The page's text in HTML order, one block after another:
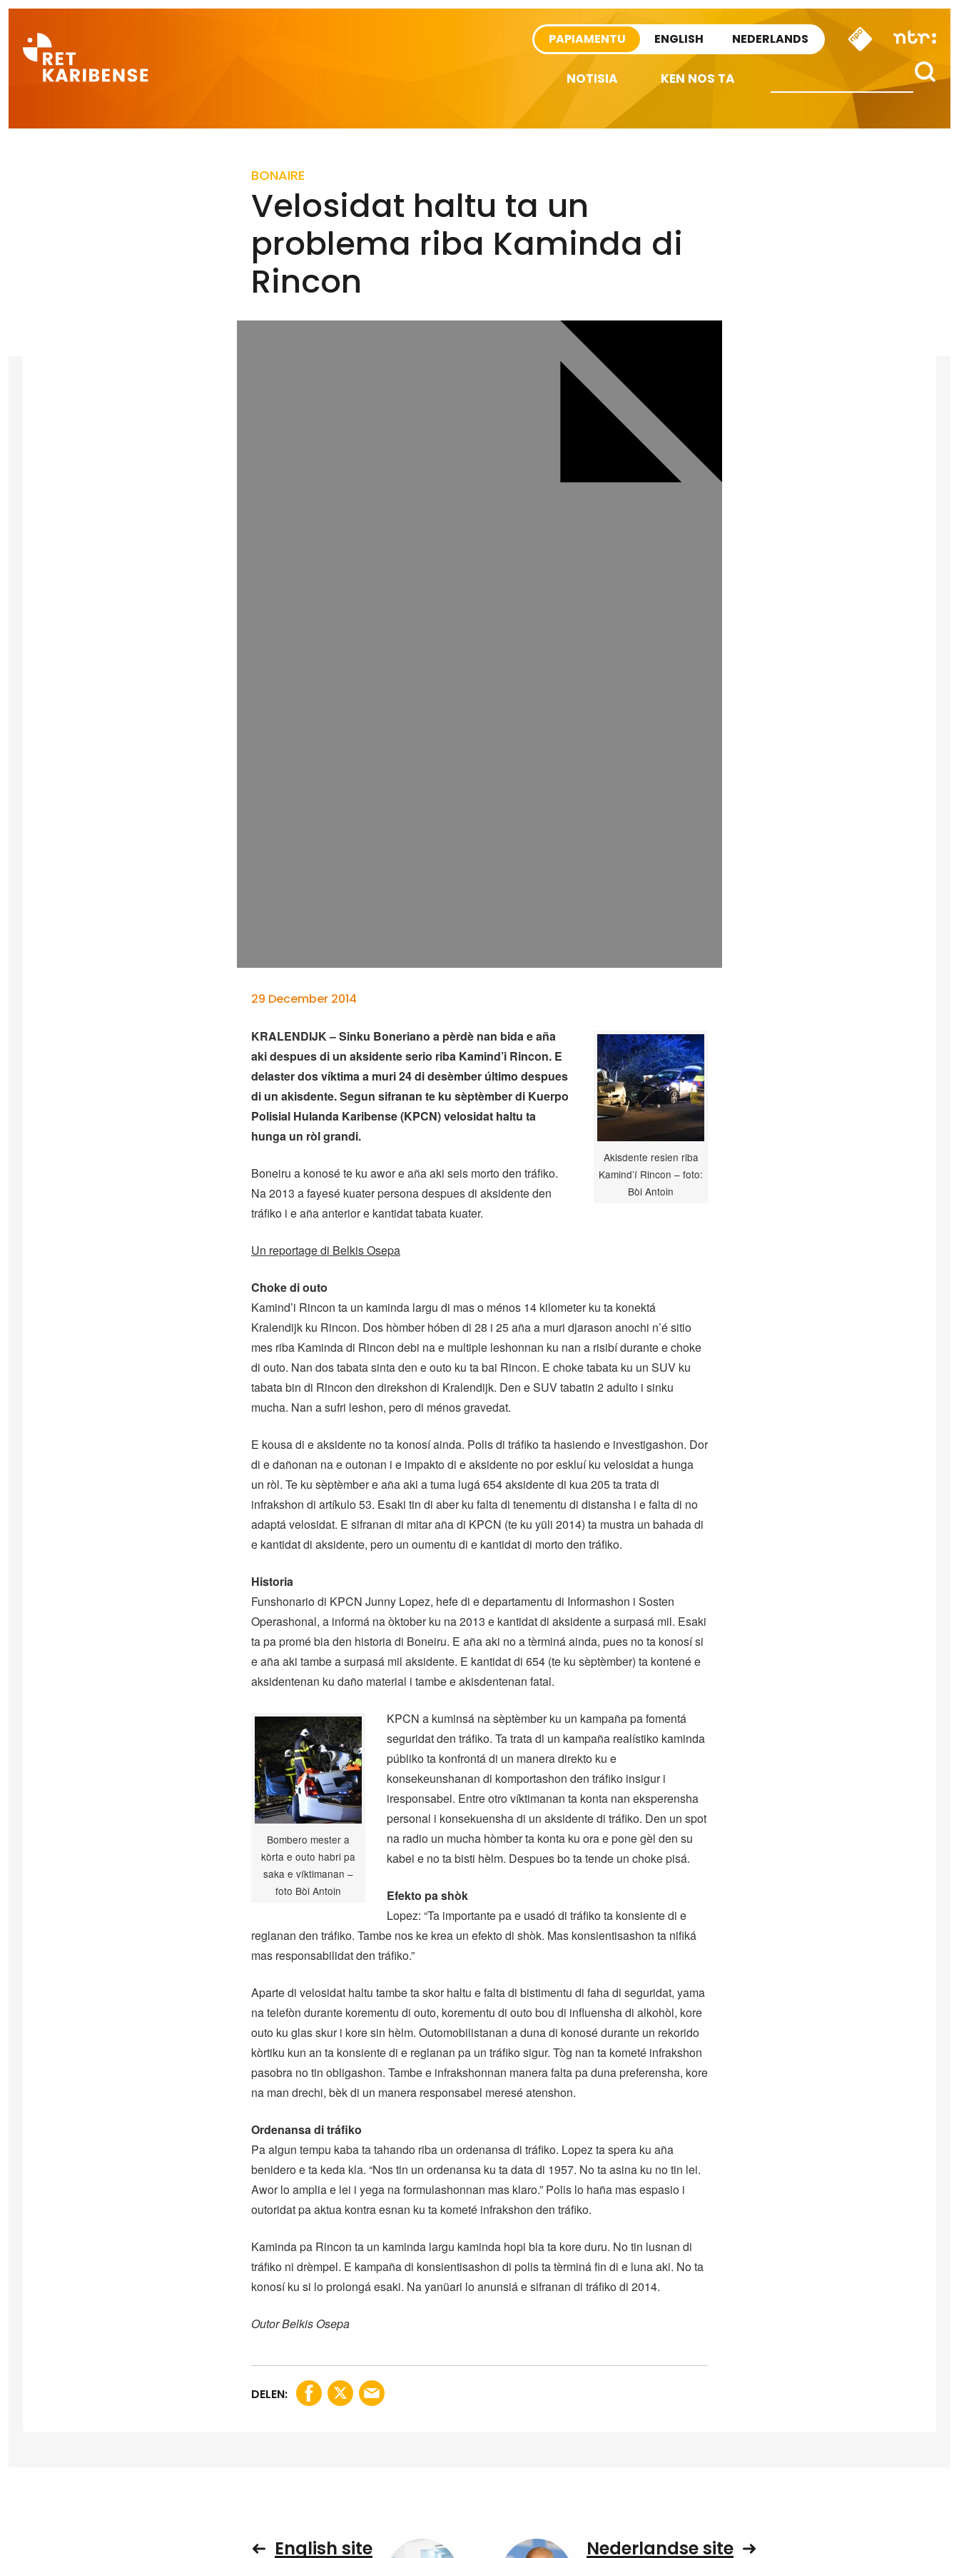
PAPIAMENTU ENGLISH NEDERLANDS
NOTISIA KEN NOS TA
BONAIRE
Velosidat haltu ta un
problema riba Kaminda di
Rincon
29 December 2014
Akisdente resien riba
Kamind’í Rincon – foto:
Bòi Antoin
KRALENDIJK – Sinku Boneriano a pèrdè nan bida e aña
aki despues di un aksidente serio riba Kamind’i Rincon. E
delaster dos víktima a muri 24 di desèmber último despues
di un akisdente. Segun sifranan te ku sèptèmber di Kuerpo
Polisial Hulanda Karibense (KPCN) velosidat haltu ta
hunga un ròl grandi.
Boneiru a konosé te ku awor e aña aki seis morto den tráfiko.
Na 2013 a fayesé kuater persona despues di aksidente den
tráfiko i e aña anterior e kantidat tabata kuater.
Un reportage di Belkis Osepa
Choke di outo
Kamind’i Rincon ta un kaminda largu di mas o ménos 14 kilometer ku ta konektá
Kralendijk ku Rincon. Dos hòmber hóben di 28 i 25 aña a muri djarason anochi n’é sitio
mes riba Kaminda di Rincon debi na e multiple leshonnan ku nan a risibí durante e choke
di outo. Nan dos tabata sinta den e outo ku ta bai Rincon. E choke tabata ku un SUV ku
tabata bin di Rincon den direkshon di Kralendijk. Den e SUV tabatin 2 adulto i sinku
mucha. Nan a sufri leshon, pero di ménos gravedat.
E kousa di e aksidente no ta konosí ainda. Polis di tráfiko ta hasiendo e investigashon. Dor
di e dañonan na e outonan i e impakto di e aksidente no por eskluí ku velosidat a hunga
un ròl. Te ku sèptèmber e aña aki a tuma lugá 654 aksidente di kua 205 ta trata di
infrakshon di artíkulo 53. Esaki tin di aber ku falta di tenementu di distansha i e falta di no
adaptá velosidat. E sifranan di mitar aña di KPCN (te ku yüli 2014) ta mustra un bahada di
e kantidat di aksidente, pero un oumentu di e kantidat di morto den tráfiko.
Historia
Funshonario di KPCN Junny Lopez, hefe di e departamentu di Informashon i Sosten
Operashonal, a informá na òktober ku na 2013 e kantidat di aksidente a surpasá mil. Esaki
ta pa promé bia den historia di Boneiru. E aña aki no a tèrminá ainda, pues no ta konosí si
e aña aki tambe a surpasá mil aksidente. E kantidat di 654 (te ku sèptèmber) ta kontené e
aksidentenan ku daño material i tambe e akisdentenan fatal.
Bombero mester a
kòrta e outo habri pa
saka e víktimanan –
foto Bòi Antoin
KPCN a kuminsá na sèptèmber ku un kampaña pa fomentá
seguridat den tráfiko. Ta trata di un kampaña realístiko kaminda
públiko ta konfrontá di un manera direkto ku e
konsekeunshanan di komportashon den tráfiko insigur i
iresponsabel. Entre otro víktimanan ta konta nan eksperensha
personal i konsekuensha di un aksidente di tráfiko. Den un spot
na radio un mucha hòmber ta konta ku ora e pone gèl den su
kabei e no ta bisti hèlm. Despues bo ta tende un choke pisá.
Efekto pa shòk
Lopez: “Ta importante pa e usadó di tráfiko ta konsiente di e
reglanan den tráfiko. Tambe nos ke krea un efekto di shòk. Mas konsientisashon ta nifiká
mas responsabilidat den tráfiko.”
Aparte di velosidat haltu tambe ta skor haltu e falta di bistimentu di faha di seguridat, yama
na telefòn durante korementu di outo, korementu di outo bou di influensha di alkohòl, kore
outo ku glas skur i kore sin hèlm. Outomobilistanan a duna di konosé durante un rekorido
kòrtiku kun an ta konsiente di e reglanan pa un tráfiko sigur. Tòg nan ta kometé infrakshon
pasobra no tin obligashon. Tambe e infrakshonnan manera falta pa duna preferensha, kore
na man drechi, bèk di un manera responsabel meresé atenshon.
Ordenansa di tráfiko
Pa algun tempu kaba ta tahando riba un ordenansa di tráfiko. Lopez ta spera ku aña
benidero e ta keda kla. “Nos tin un ordenansa ku ta data di 1957. No ta asina ku no tin lei.
Awor lo amplia e lei i yega na formulashonnan mas klaro.” Polis lo haña mas espasio i
outoridat pa aktua kontra esnan ku ta kometé infrakshon den tráfiko.
Kaminda pa Rincon ta un kaminda largu kaminda hopi bia ta kore duru. No tin lusnan di
tráfiko ni drèmpel. E kampaña di konsientisashon di polis ta tèrminá fin di e luna aki. No ta
konosí ku si lo prolongá esaki. Na yanüari lo anunsiá e sifranan di tráfiko di 2014.
Outor Belkis Osepa
DELEN:
English site Nederlandse site